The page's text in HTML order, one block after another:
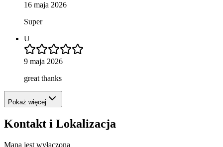
16 maja 2026
Super
U
9 maja 2026
great thanks
Pokaż więcej
Kontakt i Lokalizacja
Mapa jest wyłączona